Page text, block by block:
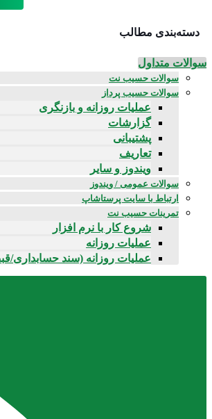
دسته‌بندی مطالب
سوالات متداول
سوالات حسیب نت
سوالات حسیب پرداز
عملیات روزانه و بازنگری
گزارشات
پشتیبانی
تعاریف
ویندوز و سایر
سوالات عمومی / ویندوز
ارتباط با سایت پرستاشاپ
تمرینات حسیب نت
شروع کار با نرم افزار
عملیات روزانه
عملیات روزانه (سند حسابداری/